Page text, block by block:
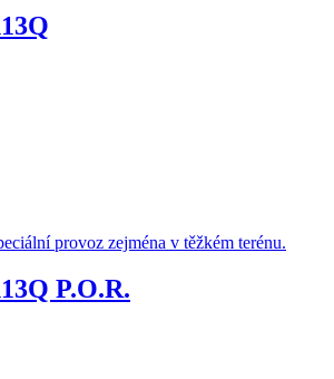
provoz zejména v těžkém terénu.
P.O.R.